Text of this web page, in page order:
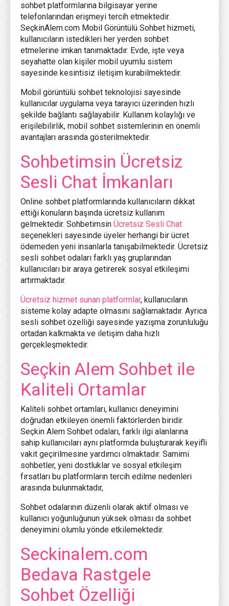
sohbet platformlarına bilgisayar yerine
telefonlarından erişmeyi tercih etmektedir.
SeçkinAlem.com Mobil Görüntülü Sohbet hizmeti,
kullanıcıların istedikleri her yerden sohbet
etmelerine imkan tanımaktadır. Evde, işte veya
seyahatte olan kişiler mobil uyumlu sistem
sayesinde kesintisiz iletişim kurabilmektedir.
Mobil görüntülü sohbet teknolojisi sayesinde
kullanıcılar uygulama veya tarayıcı üzerinden hızlı
şekilde bağlantı sağlayabilir. Kullanım kolaylığı ve
erişilebilirlik, mobil sohbet sistemlerinin en önemli
avantajları arasında gösterilmektedir.
Sohbetimsin Ücretsiz
Sesli Chat İmkanları
Online sohbet platformlarında kullanıcıların dikkat
ettiği konuların başında ücretsiz kullanım
gelmektedir. Sohbetimsin Ücretsiz Sesli Chat
seçenekleri sayesinde üyeler herhangi bir ücret
ödemeden yeni insanlarla tanışabilmektedir. Ücretsiz
sesli sohbet odaları farklı yaş gruplarından
kullanıcıları bir araya getirerek sosyal etkileşimi
artırmaktadır.
Ücretsiz hizmet sunan platformlar, kullanıcıların
sisteme kolay adapte olmasını sağlamaktadır. Ayrıca
sesli sohbet özelliği sayesinde yazışma zorunluluğu
ortadan kalkmakta ve iletişim daha hızlı
gerçekleşmektedir.
Seçkin Alem Sohbet ile
Kaliteli Ortamlar
Kaliteli sohbet ortamları, kullanıcı deneyimini
doğrudan etkileyen önemli faktörlerden biridir.
Seçkin Alem Sohbet odaları, farklı ilgi alanlarına
sahip kullanıcıları aynı platformda buluşturarak keyifli
vakit geçirilmesine yardımcı olmaktadır. Samimi
sohbetler, yeni dostluklar ve sosyal etkileşim
fırsatları bu platformların tercih edilme nedenleri
arasında bulunmaktadır,
Sohbet odalarının düzenli olarak aktif olması ve
kullanıcı yoğunluğunun yüksek olması da sohbet
deneyimini olumlu yönde etkilemektedir.
Seckinalem.com
Bedava Rastgele
Sohbet Özelliği